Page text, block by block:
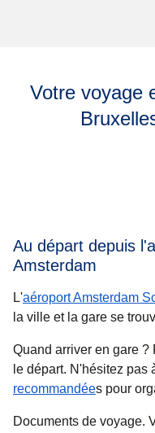
Votre voyage
Au départ depuis
Amsterdam
L'aéroport Amsterdam
la ville et la gare se
Quand arriver en gare ?
le départ. N'hésitez pas
recommandées pour
Documents de voyage.